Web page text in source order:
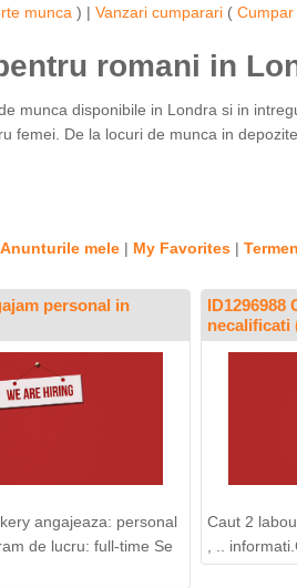
munca ) | Vanzari cumparari ( Cumpar
romani in
munca disponibile in Londra si in
femei. De la locuri de munca in
Anunturile mele| My Favorites|
personal in
angajeaza: personal
de lucru: full-time Se
ID1296988
necalificati
Caut 2
, ..